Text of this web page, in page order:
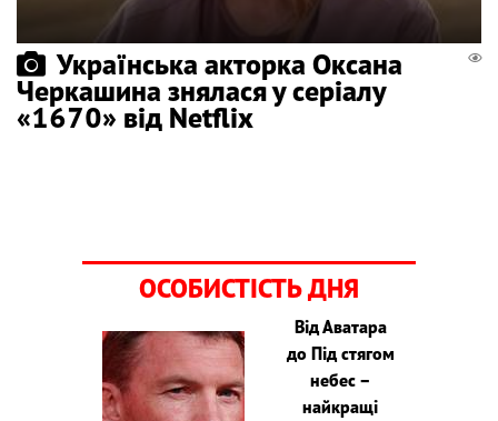
Українська акторка Оксана
Черкашина знялася у серіалу
«1670» від Netflix
ОСОБИСТІСТЬ ДНЯ
Від Аватара
до Під стягом
небес –
найкращі